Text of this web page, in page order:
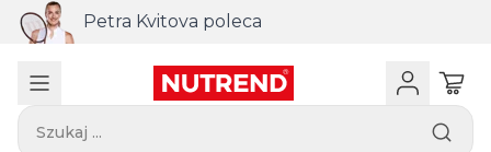
ZMB do zakupu powyżej 440 zł
Szukaj ...